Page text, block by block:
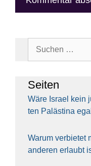
Sei­ten
Wäre Isra­el kein
ten Paläs­ti­na egal
War­um ver­bie­tet
ande­ren erlaubt